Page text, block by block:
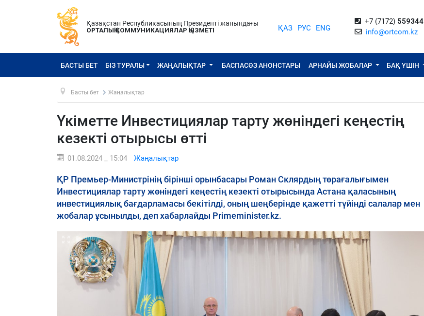
Қазақстан Республикасының Президенті жанындағы
ОРТАЛЫҚ КОММУНИКАЦИЯЛАР ҚЫЗМЕТІ
ҚАЗ РУС ENG
+7 (7172) 559344
info@ortcom.kz
БАСТЫ БЕТ БІЗ ТУРАЛЫ ЖАҢАЛЫҚТАР БАСПАСӨЗ АНОНСТАРЫ АРНАЙЫ ЖОБАЛАР БАҚ ҮШІН
Басты бет Жаңалықтар
Үкіметте Инвестициялар тарту жөніндегі кеңестің
кезекті отырысы өтті
01.08.2024 _ 15:04 Жаңалықтар
ҚР Премьер-Министрінің бірінші орынбасары Роман Склярдың төрағалығымен
Инвестициялар тарту жөніндегі кеңестің кезекті отырысында Астана қаласының
инвестициялық бағдарламасы бекітілді, оның шеңберінде қажетті түйінді салалар мен
жобалар ұсынылды, деп хабарлайды Primeminister.kz.